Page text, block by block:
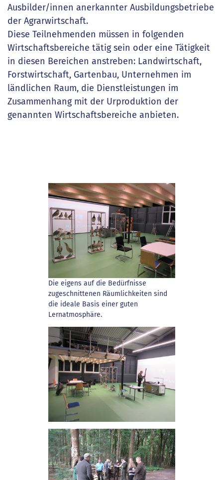
Ausbilder/innen anerkannter Ausbildungsbetriebe
der Agrarwirtschaft.
Diese Teilnehmenden müssen in folgenden
Wirtschaftsbereiche tätig sein oder eine Tätigkeit
in diesen Bereichen anstreben: Landwirtschaft,
Forstwirtschaft, Gartenbau, Unternehmen im
ländlichen Raum, die Dienstleistungen im
Zusammenhang mit der Urproduktion der
genannten Wirtschaftsbereiche anbieten.
Die eigens auf die Bedürfnisse
zugeschnittenen Räumlichkeiten sind
die ideale Basis einer guten
Lernatmosphäre.